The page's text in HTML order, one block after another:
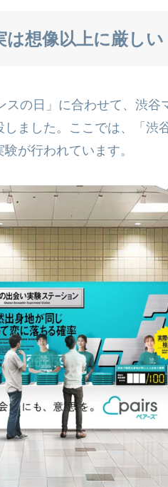
は想像以上に厳しい
スの日」に合わせて、渋谷
ました。ここでは、「渋
が行われています。